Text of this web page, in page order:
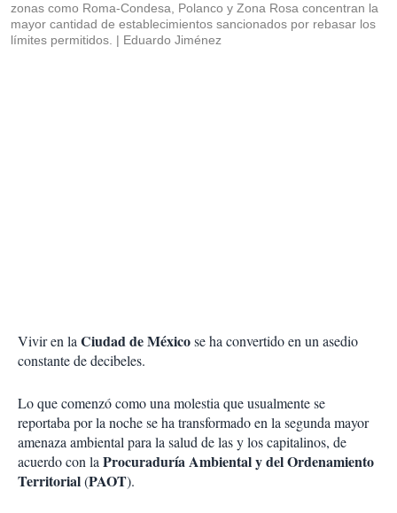
zonas como Roma-Condesa, Polanco y Zona Rosa concentran la
mayor cantidad de establecimientos sancionados por rebasar los
límites permitidos.
Eduardo Jiménez
Vivir en laCiudad de Méxicose ha convertido en un asedio
constante de decibeles.
Lo que comenzó como una molestia que usualmente se
reportaba por la noche se ha transformado en la segunda mayor
amenaza ambiental para la salud de las y los capitalinos, de
acuerdo con laProcuraduría Ambiental y del Ordenamiento
Territorial(PAOT).